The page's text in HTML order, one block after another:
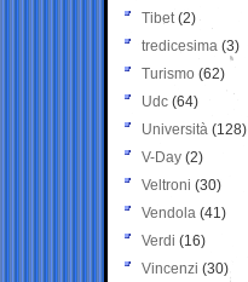
Tibet(2)
tredicesima (3)
Turismo (62)
Udc (64)
Università (128)
V-Day (2)
Veltroni (30)
Vendola (41)
Verdi (16)
Vincenzi (30)